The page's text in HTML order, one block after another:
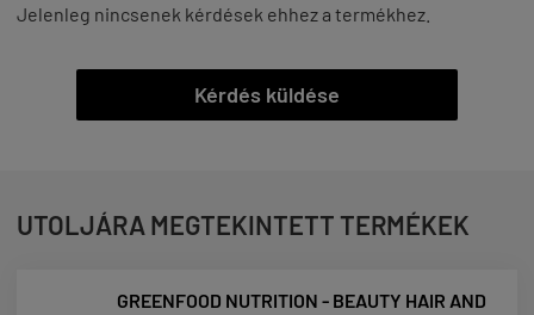
Jelenleg nincsenek kérdések ehhez a termékhez.
Kérdés küldése
UTOLJÁRA MEGTEKINTETT TERMÉKEK
GREENFOOD NUTRITION - BEAUTY HAIR AND